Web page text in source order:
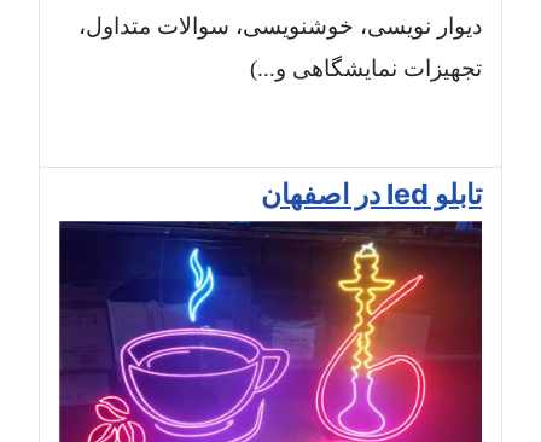
دیوار نویسی، خوشنویسی، سوالات متداول،
تجهیزات نمایشگاهی و...)
تابلو led در اصفهان